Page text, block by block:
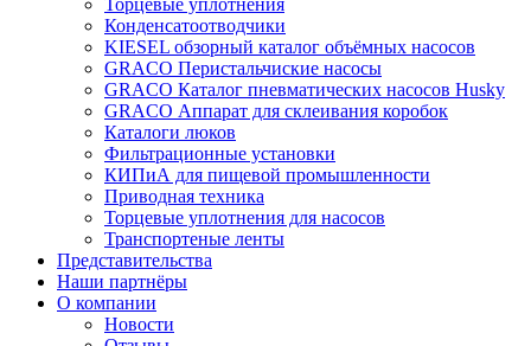
Торцевые уплотнения
Конденсатоотводчики
KIESEL обзорный каталог объёмных насосов
GRACO Перистальчиские насосы
GRACO Каталог пневматических насосов Husky
GRACO Аппарат для склеивания коробок
Каталоги люков
Фильтрационные установки
КИПиА для пищевой промышленности
Приводная техника
Торцевые уплотнения для насосов
Транспортеные ленты
Представительства
Наши партнёры
О компании
Новости